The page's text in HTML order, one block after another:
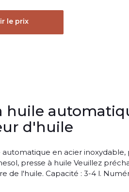
le prix
huile
d'huile
automatique en acier
presse à huile Veuillez
de l'huile. Capacité : 3-4 l.